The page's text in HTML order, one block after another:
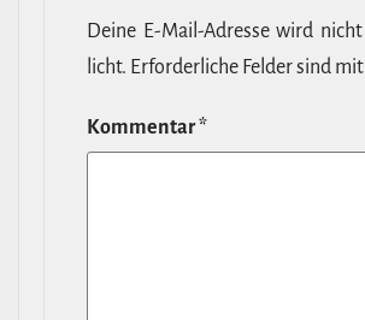
Deine E‑Mail-​Adresse wird
licht. Erfor­der­liche Felder sind mit
Kommentar*